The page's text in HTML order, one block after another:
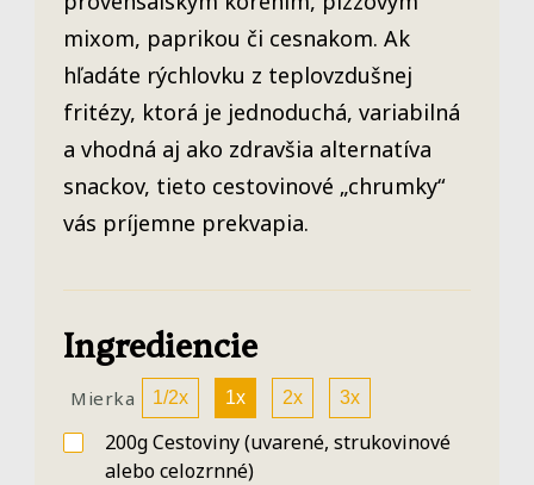
mixom, paprikou či cesnakom. Ak
hľadáte rýchlovku z teplovzdušnej
fritézy, ktorá je jednoduchá, variabilná
a vhodná aj ako zdravšia alternatíva
snackov, tieto cestovinové „chrumky“
vás príjemne prekvapia.
Ingrediencie
Mierka 1/2x 1x 2x 3x
200gCestoviny(uvarené, strukovinové
alebo celozrnné)